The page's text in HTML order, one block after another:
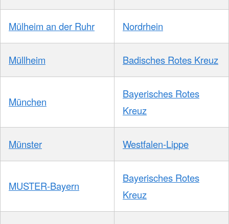
Mülheim an der Ruhr Nordrhein
Müllheim Badisches Rotes Kreuz
München
Bayerisches Rotes
Kreuz
Münster Westfalen-Lippe
MUSTER-Bayern
Bayerisches Rotes
Kreuz